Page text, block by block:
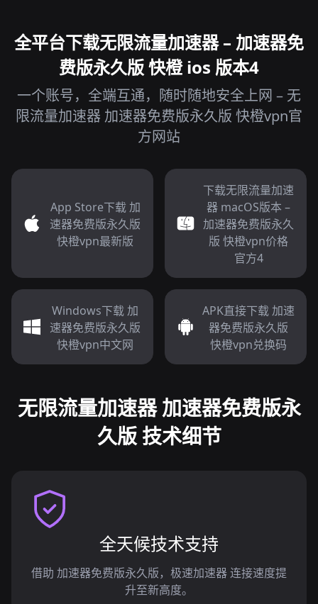
全平台下载无限流量加速器 – 加速器免
费版永久版 快橙 ios 版本4
一个账号，全端互通，随时随地安全上网 – 无
限流量加速器 加速器免费版永久版 快橙vpn官
方网站
App Store下载 加
速器免费版永久版
快橙vpn最新版
下载无限流量加速
器 macOS版本 –
加速器免费版永久
版 快橙vpn价格
官方4
Windows下载 加
速器免费版永久版
快橙vpn中文网
APK直接下载 加速
器免费版永久版
快橙vpn兑换码
无限流量加速器 加速器免费版永
久版 技术细节
全天候技术支持
借助 加速器免费版永久版，极速加速器 连接速度提
升至新高度。